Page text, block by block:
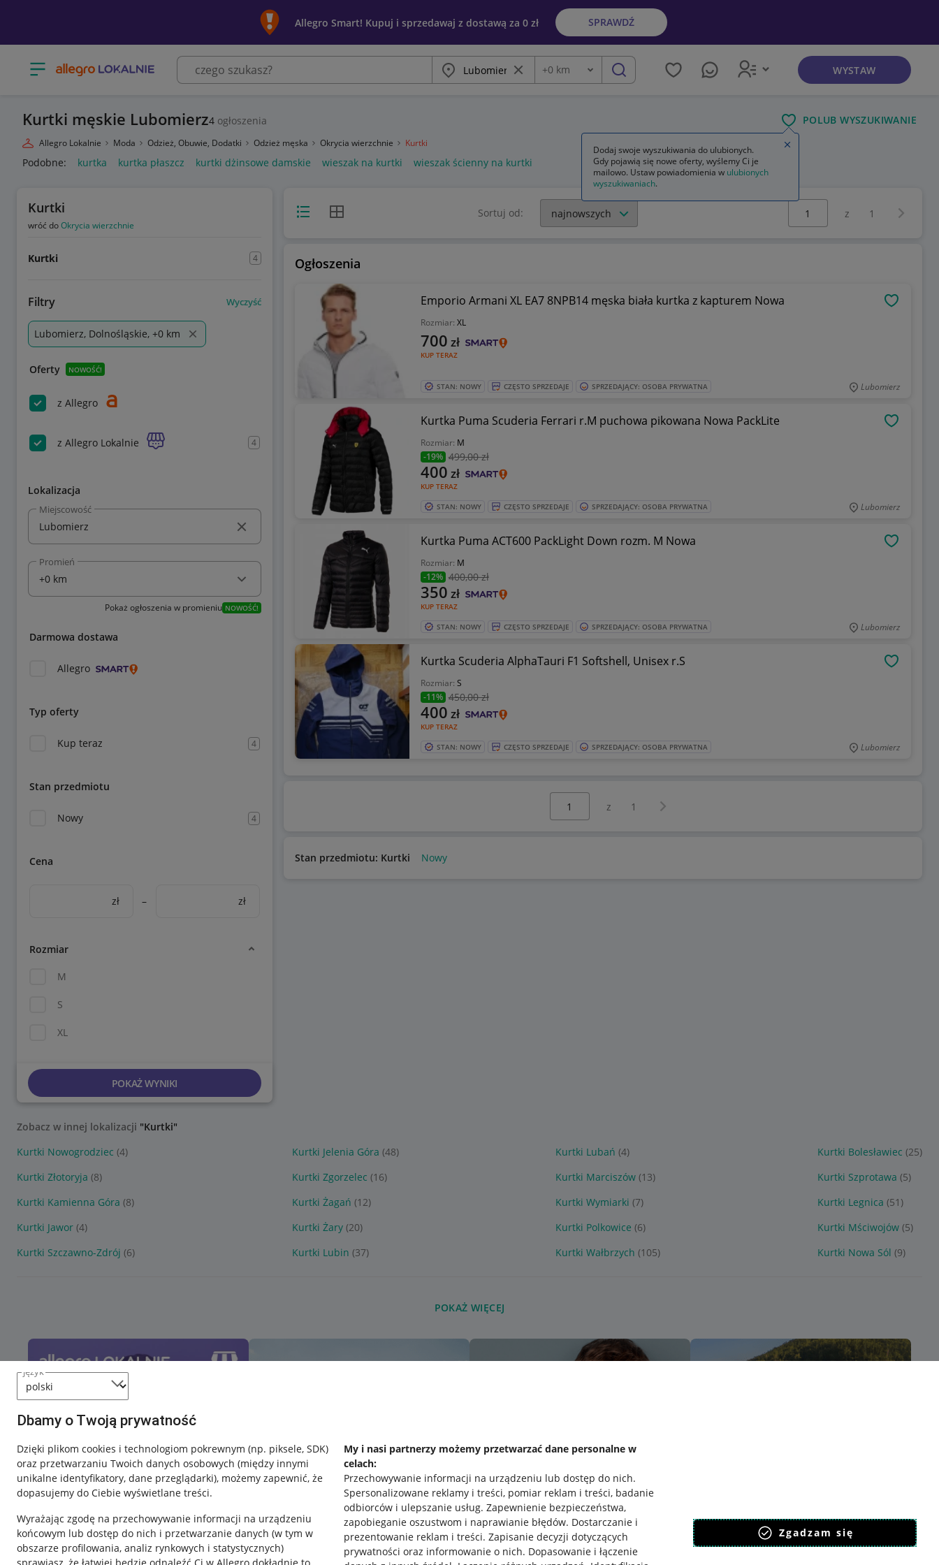
język
Dbamy o Twoją prywatność
Dzięki plikom cookies i technologiom pokrewnym (np. piksele, SDK)
oraz przetwarzaniu Twoich danych osobowych (między innymi
unikalne identyfikatory, dane przeglądarki), możemy zapewnić, że
dopasujemy do Ciebie wyświetlane treści.
Wyrażając zgodę na przechowywanie informacji na urządzeniu
końcowym lub dostęp do nich i przetwarzanie danych (w tym w
obszarze profilowania, analiz rynkowych i statystycznych)
My i nasi partnerzy możemy przetwarzać dane personalne w
celach:
Przechowywanie informacji na urządzeniu lub dostęp do nich.
Spersonalizowane reklamy i treści, pomiar reklam i treści, badanie
odbiorców i ulepszanie usług. Zapewnienie bezpieczeństwa,
zapobieganie oszustwom i naprawianie błędów. Dostarczanie i
prezentowanie reklam i treści. Zapisanie decyzji dotyczących
prywatności oraz informowanie o nich. Dopasowanie i łączenie
Zgadzam się
Allegro Smart! Kupuj i sprzedawaj z dostawą za 0 zł SPRAWDŹ
Otwórz menu z kategoriami Miasto Wyczyść frazę
Odległość
+0 km szukaj WYSTAW
Kurtki męskie Lubomierz4 ogłoszenia POLUB WYSZUKIWANIE
Allegro Lokalnie Moda Odzież, Obuwie, Dodatki Odzież męska Okrycia wierzchnie Kurtki
Podobne: kurtka kurtka płaszcz kurtki dżinsowe damskie wieszak na kurtki wieszak ścienny na kurtki
Kurtki
wróć doOkrycia wierzchnie
Kurtki 4
Filtry Wyczyść
Lubomierz, Dolnośląskie, +0 km
Oferty NOWOŚĆ!
z Allegro
z Allegro Lokalnie 4
Lokalizacja
Miejscowość
Promień
Pokaż ogłoszenia w promieniu NOWOŚĆ!
Darmowa dostawa
Allegro
Typ oferty
Kup teraz 4
Stan przedmiotu
Nowy 4
Cena
zł – zł
Rozmiar
M
S
XL
POKAŻ WYNIKI
Widok listyWidok siatki Sortuj od:
Wybierz stronę:
z 1
Ogłoszenia
Emporio Armani XL EA7 8NPB14 męska biała kurtka z kapturem Nowa
Rozmiar: XL
KUP TERAZ
700 zł
STAN: NOWY CZĘSTO SPRZEDAJE SPRZEDAJĄCY: OSOBA PRYWATNA Lubomierz
Kurtka Puma Scuderia Ferrari r.M puchowa pikowana Nowa PackLite
Rozmiar: M
-19% 499,00 zł
KUP TERAZ
400 zł
STAN: NOWY CZĘSTO SPRZEDAJE SPRZEDAJĄCY: OSOBA PRYWATNA Lubomierz
Kurtka Puma ACT600 PackLight Down rozm. M Nowa
Rozmiar: M
-12% 400,00 zł
KUP TERAZ
350 zł
STAN: NOWY CZĘSTO SPRZEDAJE SPRZEDAJĄCY: OSOBA PRYWATNA Lubomierz
Kurtka Scuderia AlphaTauri F1 Softshell, Unisex r.S
Rozmiar: S
-11% 450,00 zł
KUP TERAZ
400 zł
STAN: NOWY CZĘSTO SPRZEDAJE SPRZEDAJĄCY: OSOBA PRYWATNA Lubomierz
z 1 Następna strona
Stan przedmiotu: Kurtki Nowy
Zobacz w innej lokalizacji "Kurtki"
Kurtki Nowogrodziec (4) Kurtki Jelenia Góra (48) Kurtki Lubań (4) Kurtki Bolesławiec (25)
Kurtki Złotoryja (8) Kurtki Zgorzelec (16) Kurtki Marciszów (13) Kurtki Szprotawa (5)
Kurtki Kamienna Góra (8) Kurtki Żagań (12) Kurtki Wymiarki (7) Kurtki Legnica (51)
Kurtki Jawor (4) Kurtki Żary (20) Kurtki Polkowice (6) Kurtki Mściwojów (5)
Kurtki Szczawno-Zdrój (6) Kurtki Lubin (37) Kurtki Wałbrzych (105) Kurtki Nowa Sól (9)
POKAŻ WIĘCEJ
Dodaj swoje wyszukiwania do ulubionych.
Gdy pojawią się nowe oferty, wyślemy Ci je
mailowo. Ustaw powiadomienia w ulubionych
wyszukiwaniach.
Zamknij wskazówkę